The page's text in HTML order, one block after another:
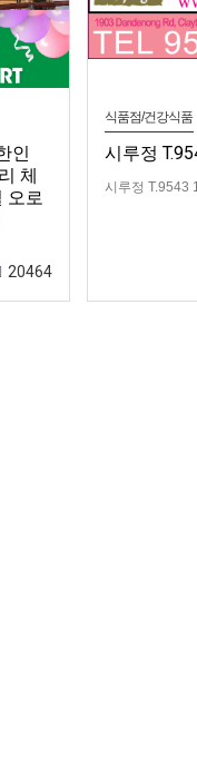
인
체
오로
20464
식품점/건강식품
시루정
시루정 T.9543